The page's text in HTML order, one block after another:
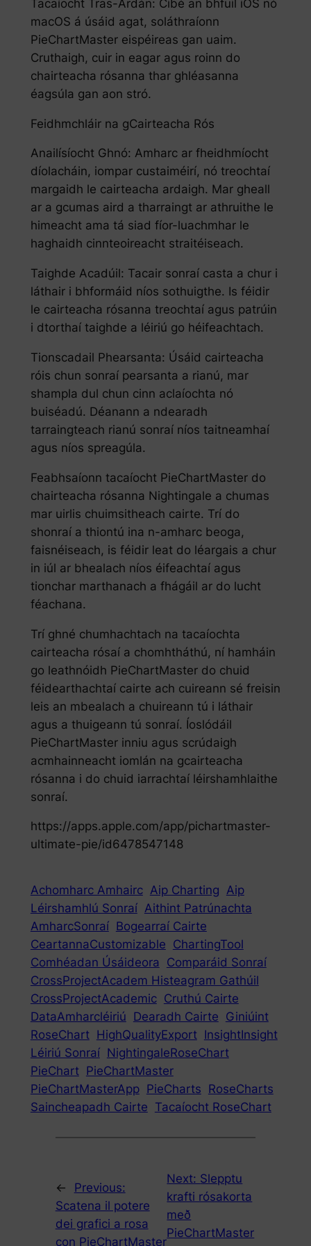
Tacaíocht Tras-Ardán: Cibé an bhfuil iOS nó
macOS á úsáid agat, soláthraíonn
PieChartMaster eispéireas gan uaim.
Cruthaigh, cuir in eagar agus roinn do
chairteacha rósanna thar ghléasanna
éagsúla gan aon stró.
Feidhmchláir na gCairteacha Rós
Anailísíocht Ghnó: Amharc ar fheidhmíocht
díolacháin, iompar custaiméirí, nó treochtaí
margaidh le cairteacha ardaigh. Mar gheall
ar a gcumas aird a tharraingt ar athruithe le
himeacht ama tá siad fíor-luachmhar le
haghaidh cinnteoireacht straitéiseach.
Taighde Acadúil: Tacair sonraí casta a chur i
láthair i bhformáid níos sothuigthe. Is féidir
le cairteacha rósanna treochtaí agus patrúin
i dtorthaí taighde a léiriú go héifeachtach.
Tionscadail Phearsanta: Úsáid cairteacha
róis chun sonraí pearsanta a rianú, mar
shampla dul chun cinn aclaíochta nó
buiséadú. Déanann a ndearadh
tarraingteach rianú sonraí níos taitneamhaí
agus níos spreagúla.
Feabhsaíonn tacaíocht PieChartMaster do
chairteacha rósanna Nightingale a chumas
mar uirlis chuimsitheach cairte. Trí do
shonraí a thiontú ina n-amharc beoga,
faisnéiseach, is féidir leat do léargais a chur
in iúl ar bhealach níos éifeachtaí agus
tionchar marthanach a fhágáil ar do lucht
féachana.
Trí ghné chumhachtach na tacaíochta
cairteacha rósaí a chomhtháthú, ní hamháin
go leathnóidh PieChartMaster do chuid
féidearthachtaí cairte ach cuireann sé freisin
leis an mbealach a chuireann tú i láthair
agus a thuigeann tú sonraí. Íoslódáil
PieChartMaster inniu agus scrúdaigh
acmhainneacht iomlán na gcairteacha
rósanna i do chuid iarrachtaí léirshamhlaithe
sonraí.
https://apps.apple.com/app/pichartmaster-
ultimate-pie/id6478547148
Achomharc Amhairc Aip Charting Aip
Léirshamhlú Sonraí Aithint Patrúnachta
AmharcSonraí Bogearraí Cairte
CeartannaCustomizable ChartingTool
Comhéadan Úsáideora
Comparáid Sonraí
CrossProjectAcadem Histeagram Gathúil
CrossProjectAcademic Cruthú Cairte
DataAmharcléiriú Dearadh Cairte Giniúint
RoseChart HighQualityExport InsightInsight
Léiriú Sonraí NightingaleRoseChart
PieChart PieChartMaster
PieChartMasterApp PieCharts RoseCharts
Saincheapadh Cairte Tacaíocht RoseChart
←
Previous:
Scatena il potere
dei grafici a rosa
con PieChartMaster
Next: Slepptu
krafti rósakorta
með
PieChartMaster